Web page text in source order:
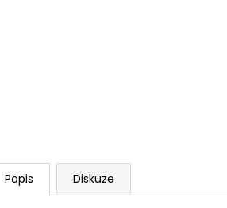
Popis Diskuze